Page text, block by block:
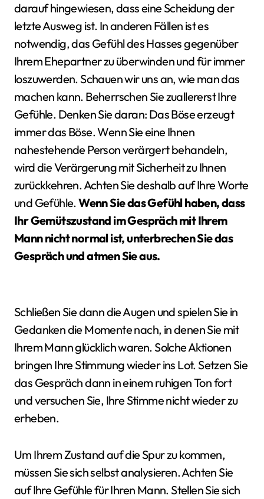
darauf hingewiesen, dass eine Scheidung der
letzte Ausweg ist. In anderen Fällen ist es
notwendig, das Gefühl des Hasses gegenüber
Ihrem Ehepartner zu überwinden und für immer
loszuwerden. Schauen wir uns an, wie man das
machen kann. Beherrschen Sie zuallererst Ihre
Gefühle. Denken Sie daran: Das Böse erzeugt
immer das Böse. Wenn Sie eine Ihnen
nahestehende Person verärgert behandeln,
wird die Verärgerung mit Sicherheit zu Ihnen
zurückkehren. Achten Sie deshalb auf Ihre Worte
und Gefühle.Wenn Sie das Gefühl haben, dass
Ihr Gemütszustand im Gespräch mit Ihrem
Mann nicht normal ist, unterbrechen Sie das
Gespräch und atmen Sie aus.
Schließen Sie dann die Augen und spielen Sie in
Gedanken die Momente nach, in denen Sie mit
Ihrem Mann glücklich waren. Solche Aktionen
bringen Ihre Stimmung wieder ins Lot. Setzen Sie
das Gespräch dann in einem ruhigen Ton fort
und versuchen Sie, Ihre Stimme nicht wieder zu
erheben.
Um Ihrem Zustand auf die Spur zu kommen,
müssen Sie sich selbst analysieren. Achten Sie
auf Ihre Gefühle für Ihren Mann. Stellen Sie sich